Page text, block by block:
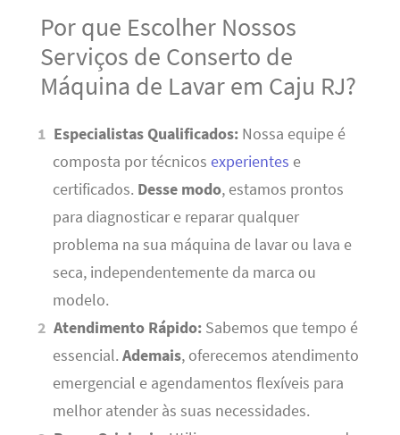
Por que Escolher Nossos
Serviços de Conserto de
Máquina de Lavar em Caju RJ?
Especialistas Qualificados: Nossa equipe é
composta por técnicos experientes e
certificados. Desse modo, estamos prontos
para diagnosticar e reparar qualquer
problema na sua máquina de lavar ou lava e
seca, independentemente da marca ou
modelo.
Atendimento Rápido: Sabemos que tempo é
essencial. Ademais, oferecemos atendimento
emergencial e agendamentos flexíveis para
melhor atender às suas necessidades.